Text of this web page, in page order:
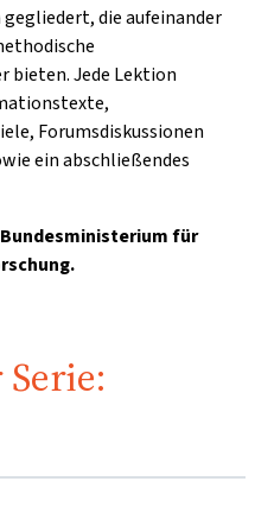
gegliedert, die aufeinander
bieten. Jede Lektion
Forumsdiskussionen
ein abschließendes
für